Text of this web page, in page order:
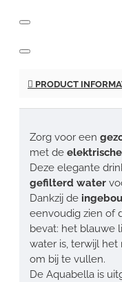
PRODUCT
Zorg voor een
met de
Deze elegante
gefilterd water
Dankzij de
eenvoudig zien of
bevat: het blauwe
water is, terwijl
om bij te vullen.
De Aquabella is